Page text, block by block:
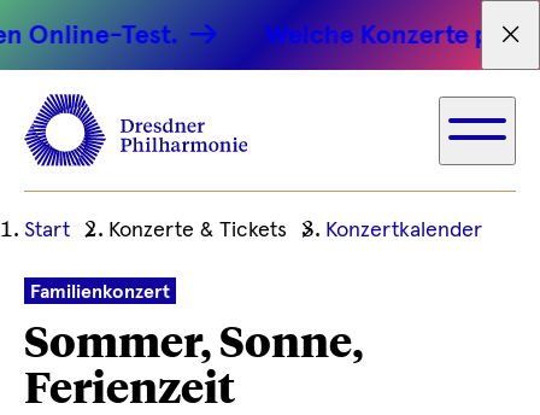
Test. Welche Konzerte passen
Ihre
Position
Start Konzerte & Tickets Konzertkalender
Familienkonzert
Sommer, Sonne,
Ferienzeit